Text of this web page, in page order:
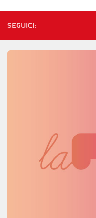
SEGUICI: